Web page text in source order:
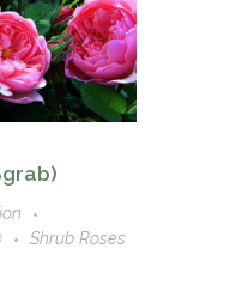
Shrub Roses